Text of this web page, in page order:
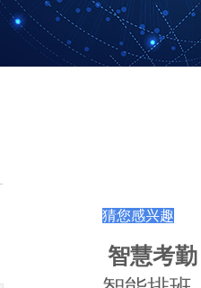
猜您感兴趣
智慧考勤